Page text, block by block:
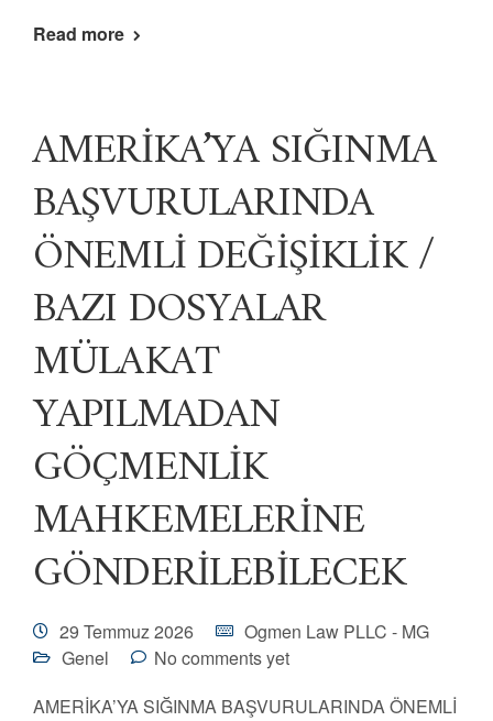
Read more
AMERİKA’YA SIĞINMA
BAŞVURULARINDA
ÖNEMLİ DEĞİŞİKLİK /
BAZI DOSYALAR
MÜLAKAT
YAPILMADAN
GÖÇMENLİK
MAHKEMELERİNE
GÖNDERİLEBİLECEK
29 Temmuz 2026
Ogmen Law PLLC - MG
Genel
No comments yet
AMERİKA’YA SIĞINMA BAŞVURULARINDA ÖNEMLİ